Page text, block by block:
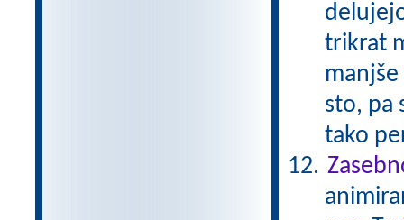
trikrat
sto, pa
tako